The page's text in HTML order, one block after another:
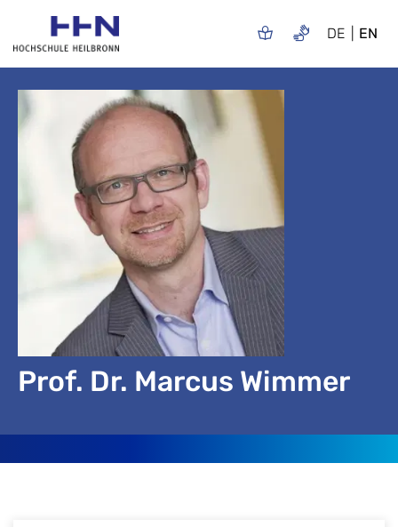
DE EN
Prof. Dr. Marcus Wimmer